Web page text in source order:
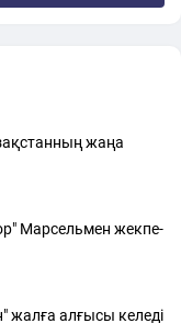
жаңа
Марсельмен жекпе-
жалға алғысы келеді